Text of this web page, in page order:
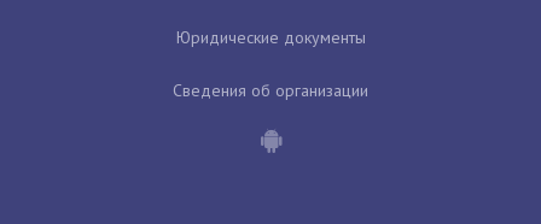
Юридические документы
Сведения об организации